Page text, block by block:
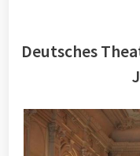
Deutsches